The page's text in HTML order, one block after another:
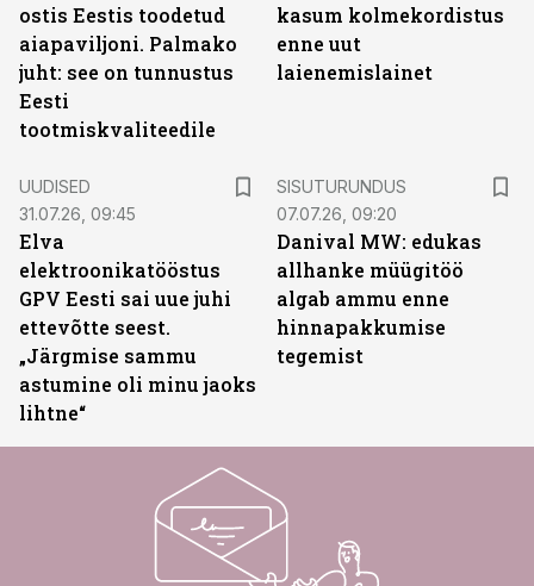
ostis Eestis toodetud
aiapaviljoni. Palmako
juht: see on tunnustus
Eesti
tootmiskvaliteedile
kasum kolmekordistus
enne uut
laienemislainet
UUDISED
31.07.26, 09:45
Elva
elektroonikatööstus
GPV Eesti sai uue juhi
ettevõtte seest.
„Järgmise sammu
astumine oli minu jaoks
lihtne“
SISUTURUNDUS
07.07.26, 09:20
Danival MW: edukas
allhanke müügitöö
algab ammu enne
hinnapakkumise
tegemist